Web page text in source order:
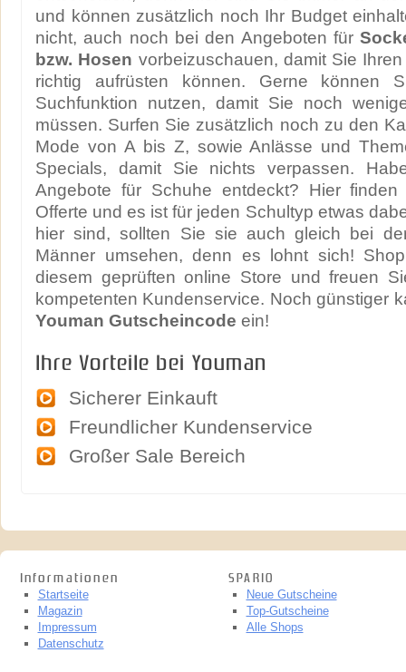
und können zusätzlich noch Ihr Budget
nicht, auch noch bei den Angeboten für
bzw. Hosen vorbeizuschauen, damit Sie
richtig aufrüsten können. Gerne können
Suchfunktion nutzen, damit Sie noch
müssen. Surfen Sie zusätzlich noch zu den
Mode von A bis Z, sowie Anlässe und
Specials, damit Sie nichts verpassen.
Angebote für Schuhe entdeckt? Hier
Offerte und es ist für jeden Schultyp etwas
hier sind, sollten Sie sie auch gleich bei
Männer umsehen, denn es lohnt sich!
diesem geprüften online Store und freuen
kompetenten Kundenservice. Noch günstiger
Youman Gutscheincode ein!
Ihre Vorteile bei Youman
Sicherer Einkauft
Freundlicher Kundenservice
Großer Sale Bereich
Informationen
Startseite
Magazin
Impressum
Datenschutz
SPARIO
Neue Gutscheine
Top-Gutscheine
Alle Shops